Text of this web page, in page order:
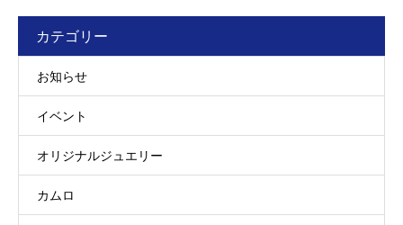
カテゴリー
お知らせ
イベント
オリジナルジュエリー
カムロ